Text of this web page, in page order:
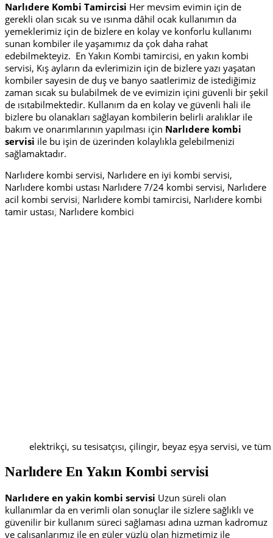
Narlıdere Kombi Tamircisi Her mevsim evimin için de
gerekli olan sıcak su ve ısınma dâhil ocak kullanımın da
yemeklerimiz için de bizlere en kolay ve konforlu kullanımı
sunan kombiler ile yaşamımız da çok daha rahat
edebilmekteyiz. En Yakın Kombi tamircisi, en yakın kombi
servisi, Kış ayların da evlerimizin için de bizlere yazı yaşatan
kombiler sayesin de duş ve banyo saatlerimiz de istediğimiz
zaman sıcak su bulabilmek de ve evimizin içini güvenli bir şekil
de ısıtabilmektedir. Kullanım da en kolay ve güvenli hali ile
bizlere bu olanakları sağlayan kombilerin belirli aralıklar ile
bakım ve onarımlarının yapılması için Narlıdere kombi
servisi ile bu işin de üzerinden kolaylıkla gelebilmenizi
sağlamaktadır.
Narlıdere kombi servisi, Narlıdere en iyi kombi servisi,
Narlıdere kombi ustası Narlıdere 7/24 kombi servisi, Narlıdere
acil kombi servisi, Narlıdere kombi tamircisi, Narlıdere kombi
tamir ustası, Narlıdere kombici
elektrikçi, su tesisatçısı, çilingir, beyaz eşya servisi, ve
Narlıdere En Yakın Kombi servisi
Narlıdere en yakin kombi servisi Uzun süreli olan
kullanımlar da en verimli olan sonuçlar ile sizlere sağlıklı ve
güvenilir bir kullanım süreci sağlaması adına uzman kadromuz
ve çalışanlarımız ile en güler yüzlü olan hizmetimiz ile